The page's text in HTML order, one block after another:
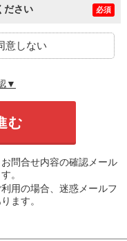
ださい 必須
意しない
▼
問合せ内容の確認メール
。
用の場合、迷惑メールフ
ます。